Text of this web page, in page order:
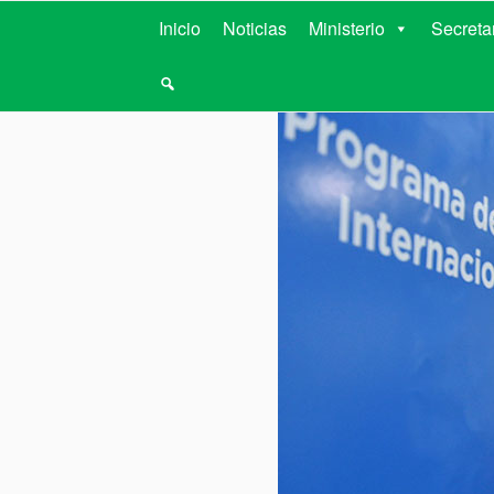
MINISTERIO
Inicio Noticias Ministerio